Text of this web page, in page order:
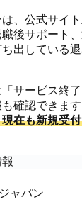
、公式サイ
後サポート
出している
サービス終
確認できます
在も新規受
ャパン